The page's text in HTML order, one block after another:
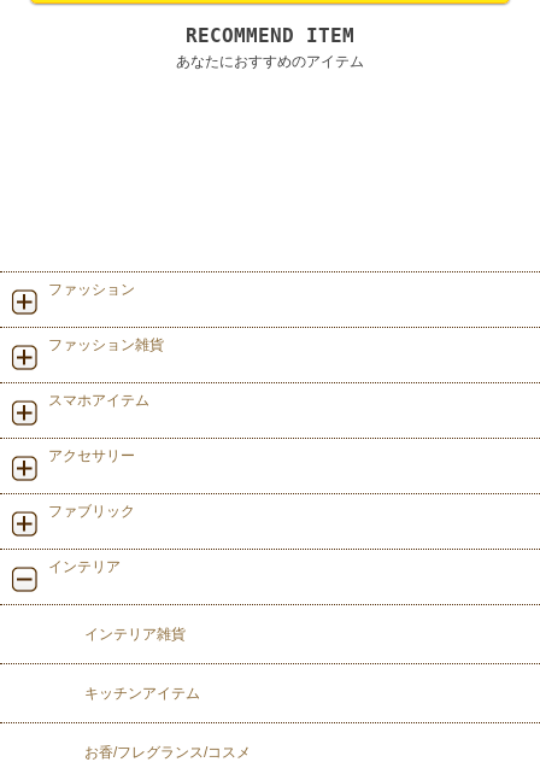
RECOMMEND ITEM
あなたにおすすめのアイテム
ファッション
ファッション雑貨
スマホアイテム
アクセサリー
ファブリック
インテリア
インテリア雑貨
キッチンアイテム
お香/フレグランス/コスメ